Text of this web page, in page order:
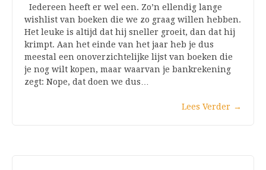
Iedereen heeft er wel een. Zo’n ellendig lange
wishlist van boeken die we zo graag willen hebben.
Het leuke is altijd dat hij sneller groeit, dan dat hij
krimpt. Aan het einde van het jaar heb je dus
meestal een onoverzichtelijke lijst van boeken die
je nog wilt kopen, maar waarvan je bankrekening
zegt: Nope, dat doen we dus…
Lees Verder →